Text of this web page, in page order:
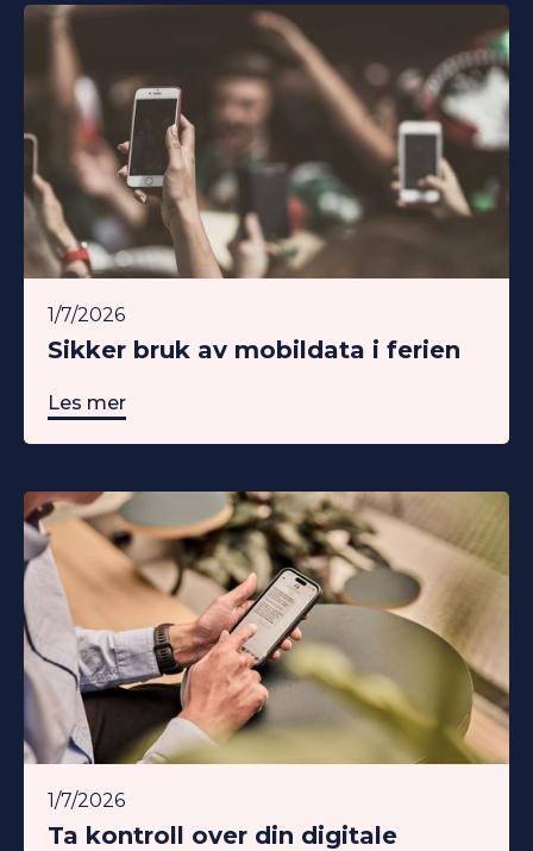
1/7/2026
Sikker bruk av mobildata i ferien
Les mer
1/7/2026
Ta kontroll over din digitale